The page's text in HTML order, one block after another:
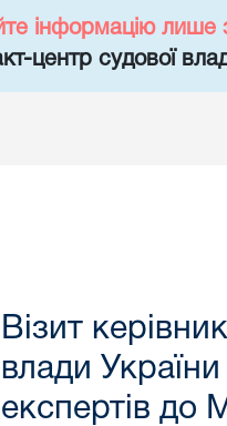
інформацію лише
центр судової
Візит
влади
експертів до